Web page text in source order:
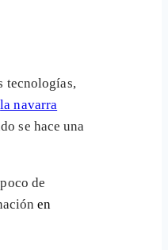
tecnologías,
la navarra
se hace una
de
en